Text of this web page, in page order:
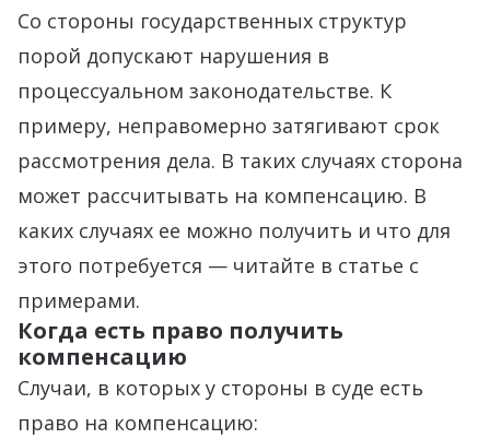
Со стороны государственных структур
порой допускают нарушения в
процессуальном законодательстве. К
примеру, неправомерно затягивают срок
рассмотрения дела. В таких случаях сторона
может рассчитывать на компенсацию. В
каких случаях ее можно получить и что для
этого потребуется — читайте в статье с
примерами.
Когда есть право получить
компенсацию
Случаи, в которых у стороны в суде есть
право на компенсацию: